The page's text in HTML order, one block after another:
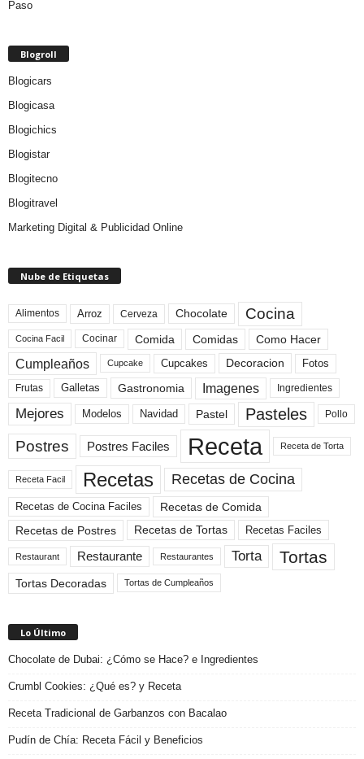
Blogroll
Blogicars
Blogicasa
Blogichics
Blogistar
Blogitecno
Blogitravel
Marketing Digital & Publicidad Online
Nube de Etiquetas
Alimentos Arroz Cerveza Chocolate Cocina
Cocina Facil Cocinar Comida Comidas Como Hacer
Cumpleaños Cupcake Cupcakes Decoracion Fotos
Frutas Galletas Gastronomia Imagenes Ingredientes
Mejores Modelos Navidad Pastel Pasteles Pollo
Postres Postres Faciles Receta Receta de Torta
Receta Facil Recetas Recetas de Cocina
Recetas de Cocina Faciles
Recetas de Comida
Recetas de Postres
Recetas de Tortas Recetas Faciles
Restaurant Restaurante Restaurantes Torta Tortas
Tortas Decoradas Tortas de Cumpleaños
Lo Último
Chocolate de Dubai: ¿Cómo se Hace? e Ingredientes
Crumbl Cookies: ¿Qué es? y Receta
Receta Tradicional de Garbanzos con Bacalao
Pudín de Chía: Receta Fácil y Beneficios